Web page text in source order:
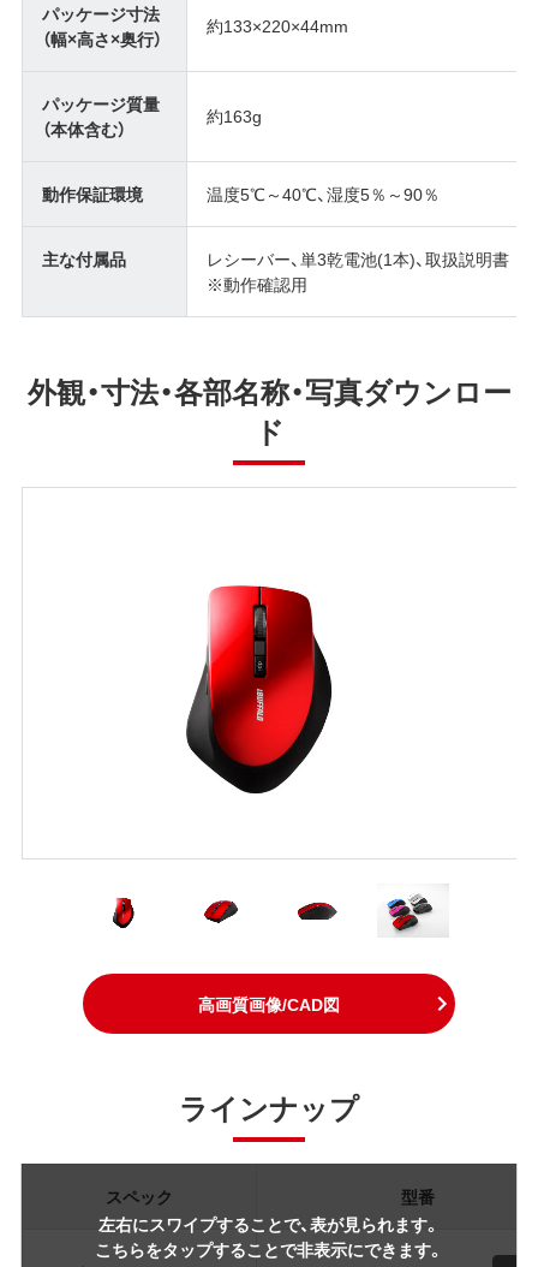
パッケージ寸法
（幅×高さ×奥行）
約133×220×44mm
パッケージ質量
（本体含む）
約163g
動作保証環境 温度5℃～40℃、湿度5％～90％
主な付属品
レシーバー、単3乾電池(1本)、取扱説明書
※動作確認用
外観・寸法・各部名称・写真ダウンロー
ド
高画質画像/CAD図
ラインナップ
左右にスワイプすることで、表が見られます。
こちらをタップすることで非表示にできます。
スペック 型番